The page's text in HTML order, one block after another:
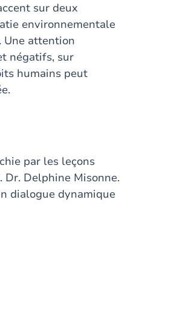
sur deux
environnementale
Une attention
négatifs, sur
humains peut
par les leçons
Dr. Delphine Misonne.
dialogue dynamique